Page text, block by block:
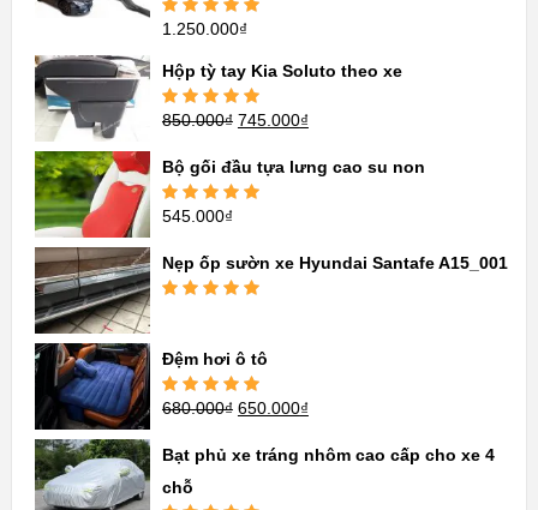
Được xếp
sao
1.250.000₫
Hộp tỳ tay Kia Soluto theo xe
Được xếp
850.000₫ 745.000₫
Bộ gối đầu tựa lưng cao su non
Được xếp
545.000₫
Nẹp ốp sườn xe Hyundai Santafe A15_001
Đệm hơi ô tô
Được xếp
680.000₫ 650.000₫
Bạt phủ xe tráng nhôm cao cấp cho xe 4
chỗ